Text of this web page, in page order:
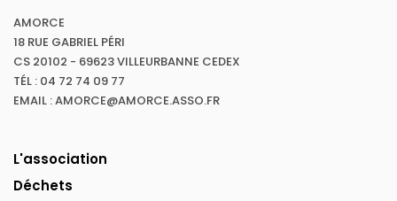
AMORCE
18 RUE GABRIEL PÉRI
CS 20102 - 69623 VILLEURBANNE CEDEX
TÉL : 04 72 74 09 77
EMAIL : AMORCE@AMORCE.ASSO.FR
L'association
Déchets